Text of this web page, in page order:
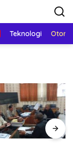
Teknologi